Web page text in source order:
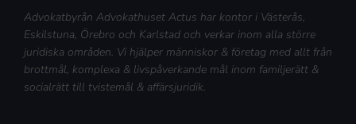
Advokatbyrån Advokathuset Actus har kontor i Västerås,
Eskilstuna, Örebro och Karlstad och verkar inom alla större
juridiska områden. Vi hjälper människor & företag med allt från
brottmål, komplexa & livspåverkande mål inom familjerätt &
socialrätt till tvistemål & affärsjuridik.